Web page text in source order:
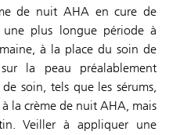
de nuit AHA en cure de
une plus longue période à
à la place du soin de
la peau préalablement
soin, tels que les sérums,
la crème de nuit AHA, mais
Veiller à appliquer une